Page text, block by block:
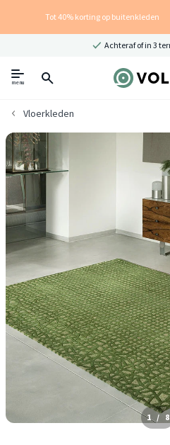
Tot 40% korting op buitenkleden
Achteraf of in 3
menu
Vloerkleden
1 / 8